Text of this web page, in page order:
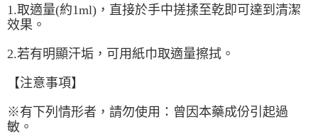
１．透過由恩沛科技股份有限公司提供之「AFTEE先享後付」服務完成之交
易，需依本服務之必要範圍內提供個人資料，並將交易相關給付款項請求債
權轉讓予恩沛科技股份有限公司。
https://aftee.tw/terms/#terms3
「AFTEE先享後付」，若未經同意申辦者引起之損失，本公司不負相關責
４．使用「AFTEE先享後付」時，將依據個別帳號之用戶狀況，依本公司即
時審查核予不同之上限額度；若仍有額度不足之情形，本公司將視審查結果
請求用戶進行身份認證。
1.取適量(約1ml)，直接於手中搓揉至乾即可達到清潔
效果。
2.若有明顯汗垢，可用紙巾取適量擦拭。
【注意事項】
※有下列情形者，請勿使用：曾因本藥成份引起過
敏。